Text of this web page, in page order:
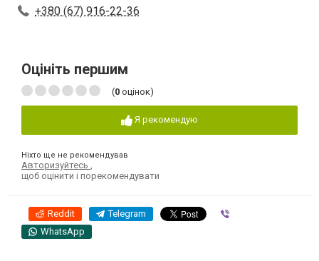
+380 (67) 916-22-36
Оцініть першим
(0 оцінок)
Я рекомендую
Ніхто ще не рекомендував
Авторизуйтесь
щоб оцінити і порекомендувати
Reddit Telegram
WhatsApp